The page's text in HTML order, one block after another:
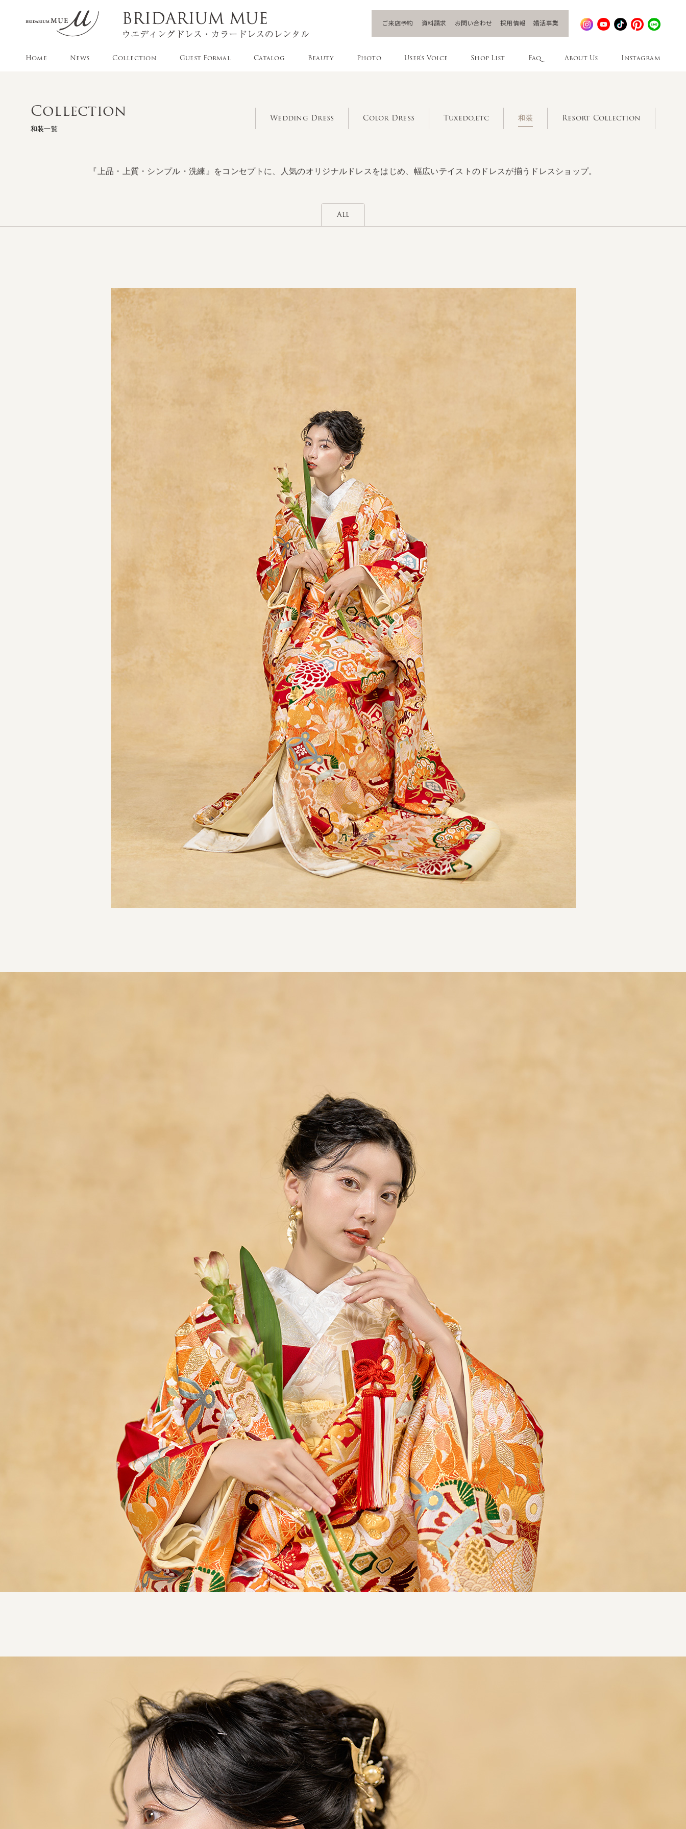
Home News Collection Guest Formal Catalog Beauty Photo User's Voice Shop List Faq About Us Instagram
ご来店予約 資料請求 お問い合わせ 採用情報 婚活事業
Collection
和装一覧
Wedding Dress Color Dress Tuxedo,etc 和装 Resort Collection
『上品・上質・シンプル・洗練』をコンセプトに、人気のオリジナルドレスをはじめ、幅広いテイストのドレスが揃うドレスショップ。
All